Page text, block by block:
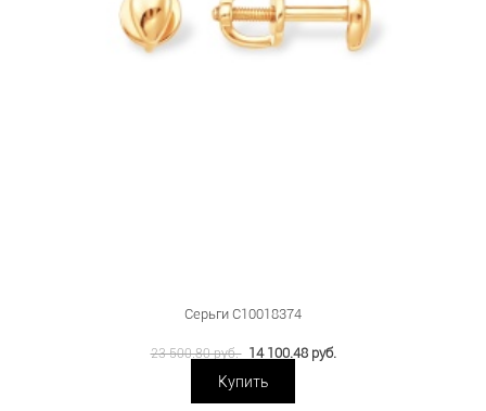
Серьги С10018374
23 500.80 руб. 14 100.48 руб.
Купить